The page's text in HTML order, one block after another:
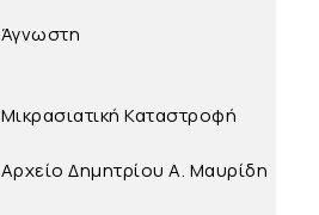
Άγνωστη
Μικρασιατική Καταστροφή
Aρχείο Δημητρίου Α. Μαυρίδη